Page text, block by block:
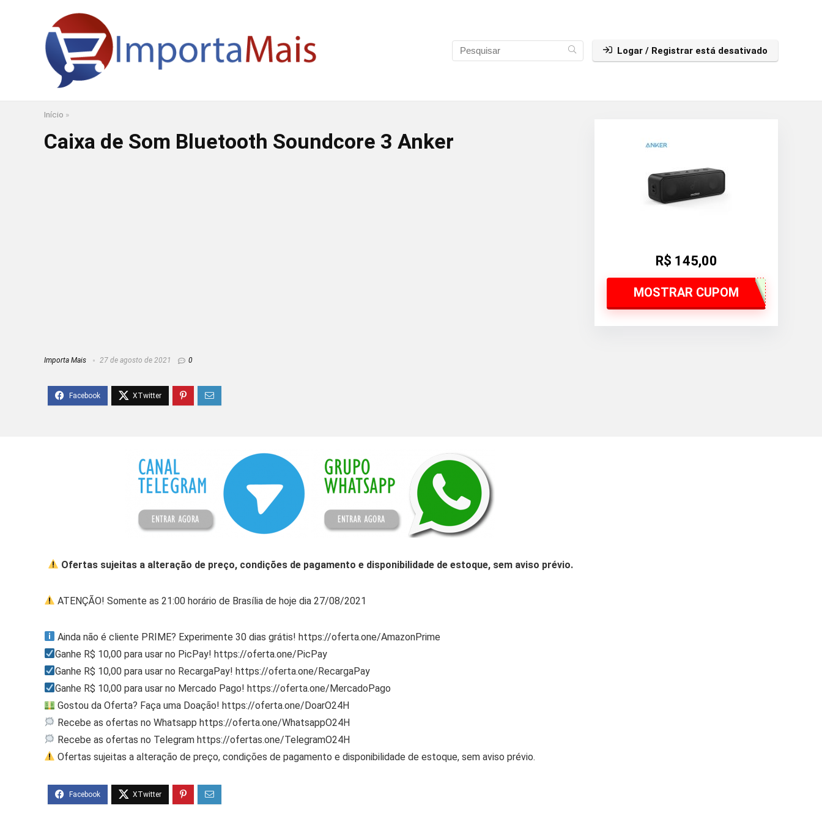
Logar / Registrar está desativado
Início »
Caixa de Som Bluetooth Soundcore 3 Anker
R$ 145,00
MOSTRAR CUPOM
Importa Mais 27 de agosto de 2021 0
Ofertas sujeitas a alteração de preço, condições de pagamento e disponibilidade de estoque, sem aviso prévio.
ATENÇÃO! Somente as 21:00 horário de Brasília de hoje dia 27/08/2021
Ainda não é cliente PRIME? Experimente 30 dias grátis! https://oferta.one/AmazonPrime
Ganhe R$ 10,00 para usar no PicPay! https://oferta.one/PicPay
Ganhe R$ 10,00 para usar no RecargaPay! https://oferta.one/RecargaPay
Ganhe R$ 10,00 para usar no Mercado Pago! https://oferta.one/MercadoPago
Gostou da Oferta? Faça uma Doação! https://oferta.one/DoarO24H
Recebe as ofertas no Whatsapp https://oferta.one/WhatsappO24H
Recebe as ofertas no Telegram https://ofertas.one/TelegramO24H
Ofertas sujeitas a alteração de preço, condições de pagamento e disponibilidade de estoque, sem aviso prévio.